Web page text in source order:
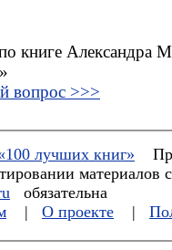
книге Александра
вопрос >>>
лучших книг»
материалов
обязательна
| О проекте |